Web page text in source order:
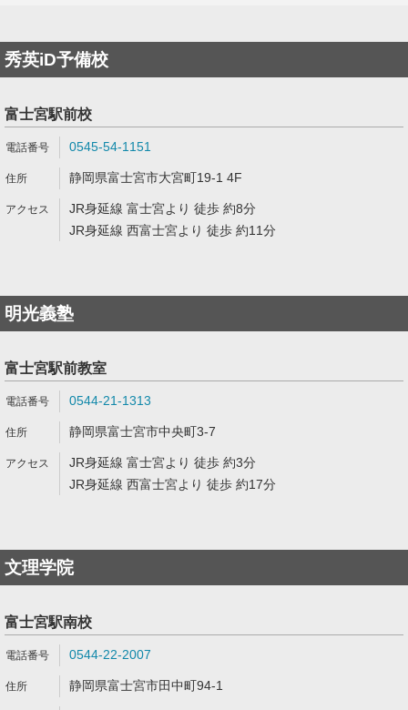
秀英iD予備校
富士宮駅前校
0545-54-1151
静岡県富士宮市大宮町19-1 4F
JR身延線 富士宮より 徒歩 約8分
JR身延線 西富士宮より 徒歩 約11分
明光義塾
富士宮駅前教室
0544-21-1313
静岡県富士宮市中央町3-7
JR身延線 富士宮より 徒歩 約3分
JR身延線 西富士宮より 徒歩 約17分
文理学院
富士宮駅南校
0544-22-2007
静岡県富士宮市田中町94-1